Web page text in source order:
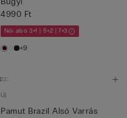
4990 Ft
Női alsó 3+1 | 5+2 | 7+3
+9
Új
Pamut Brazil Alsó Varrás